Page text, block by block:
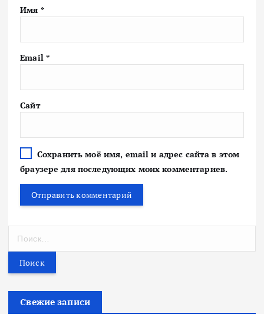
Имя *
Email *
Сайт
Сохранить моё имя, email и адрес сайта в этом
браузере для последующих моих комментариев.
т
Свежие записи